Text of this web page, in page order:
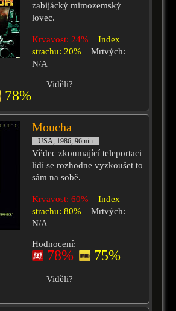
zabijácký mimozemský
lovec.
Krvavost: 24%
Index
strachu: 20%
Mrtvých:
N/A
78%
Viděli?
Moucha
USA, 1986, 96min
Vědec zkoumající teleportaci
lidí se rozhodne vyzkoušet to
sám na sobě.
Krvavost: 60%
Index
strachu: 80%
Mrtvých:
N/A
Hodnocení:
78% 75%
Viděli?